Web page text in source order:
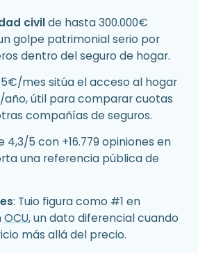
civilde hasta 300.000€
golpe patrimonial serio por
dentro del seguro de hogar.
mes sitúa el acceso al hogar
útil para comparar cuotas
compañías de seguros.
4,3/5 con +16.779 opiniones en
una referencia pública de
: Tuio figura como #1 en
OCU, un dato diferencial cuando
más allá del precio.